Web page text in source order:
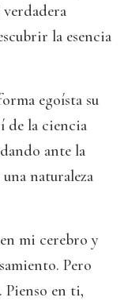
la esencia
egoísta su
de la ciencia
ante la
naturaleza
mi cerebro y
Pero
en ti,